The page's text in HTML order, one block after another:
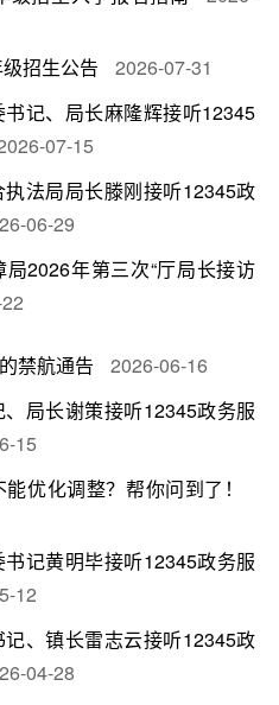
招生公告
2026-07-31
记、局长麻隆辉接听12345
07-15
法局局长滕刚接听12345政
06-29
2026年第三次“厅局长接访
禁航通告
2026-06-16
局长谢策接听12345政务服
15
优化调整？帮你问到了！
记黄明毕接听12345政务服
12
、镇长雷志云接听12345政
04-28